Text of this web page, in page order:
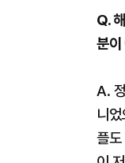
Q.
분이
A.
니
플도